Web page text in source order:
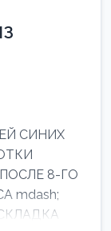
СИНИХ
ПОСЛЕ 8-ГО
mdash;